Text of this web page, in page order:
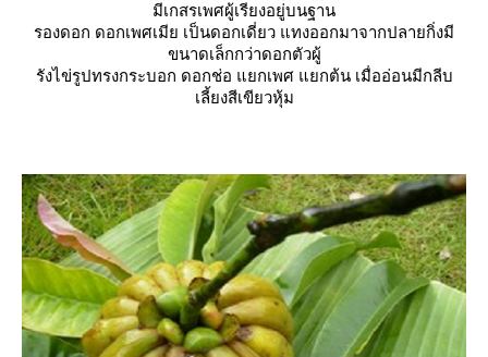
มีเกสรเพศผู้เรียงอยู่บนฐาน
รองดอก ดอกเพศเมีย เป็นดอกเดี่ยว แทงออกมาจากปลายกิ่งมี
ขนาดเล็กกว่าดอกตัวผู้
รังไข่รูปทรงกระบอก ดอกช่อ แยกเพศ แยกต้น เมื่ออ่อนมีกลีบ
เลี้ยงสีเขียวหุ้ม